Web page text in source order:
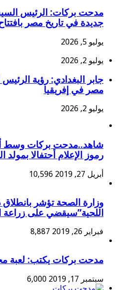
مدحت بركات: الرئيس
جديدة في تاريخ مصر
يوليو 5, 2026
يوليو 2, 2026
جابر البغدادي: رؤية
مصر في إفريقيا
يوليو 2, 2026
شاهد..مدحت بركات وسط
رموز الإعلام أحتفالا
أبريل 27, 2019 10,596
وزارة الصحة تؤشر بانطلاق
اللحية”سيقضي على زراعة
فبراير 26, 2019 8,887
مدحت بركات يكتب: لعبة
سبتمبر 17, 2019 6,000